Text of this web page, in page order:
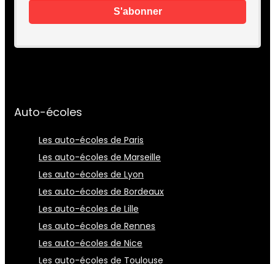
Auto-écoles
Les auto-écoles de Paris
Les auto-écoles de Marseille
Les auto-écoles de Lyon
Les auto-écoles de Bordeaux
Les auto-écoles de Lille
Les auto-écoles de Rennes
Les auto-écoles de Nice
Les auto-écoles de Toulouse